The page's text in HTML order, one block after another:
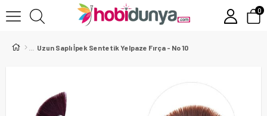
0
Uzun Saplı İpek Sentetik Yelpaze Fırça - No 10